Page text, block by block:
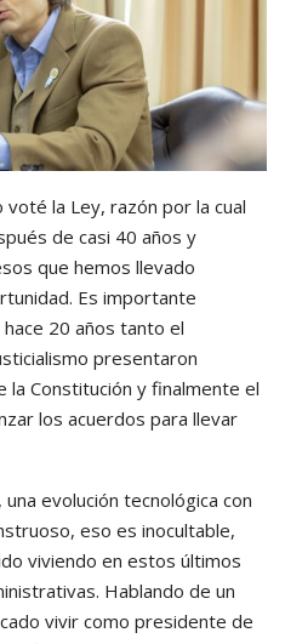
la Ley, razón por la cual
de casi 40 años y
que hemos llevado
Es importante
20 años tanto el
presentaron
Constitución y finalmente el
los acuerdos para llevar
evolución tecnológica con
eso es inocultable,
viviendo en estos últimos
Hablando de un
vivir como presidente de